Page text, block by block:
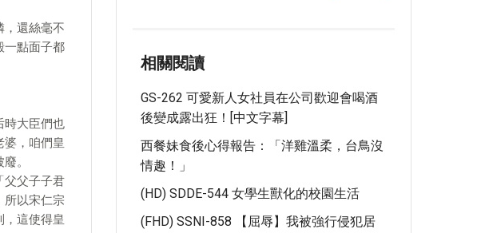
，還絲毫不
一點面子都
時大臣們也
，咱們皇
。
父父子子君
所以宋仁宗
這使得皇
相關閱讀
GS-262 可愛新人女社員在公司歡迎會喝酒
後變成露出狂！[中文字幕]
西餐妹食後心得報告：「洋雞溫柔，台鳥沒
情趣！」
(HD) SDDE-544 女學生獸化的校園生活
(FHD) SSNI-858 【屈辱】我被強行侵犯居